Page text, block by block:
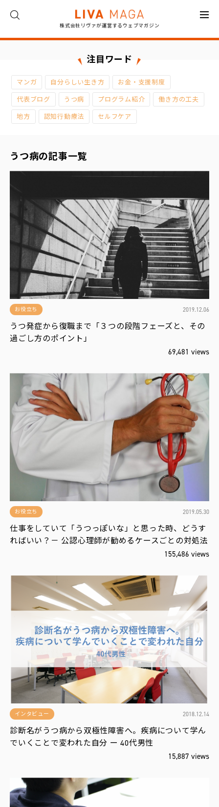
株式会社リヴァが運営するウェブマガジン
ト
ラ
ム
対
イ
ン
タ
お
役
集
す
す
め
運
注目ワード
マンガ 自分らしい生き方 お金・支援制度
代表ブログ うつ病 プログラム紹介 働き方の工夫
地方 認知行動療法 セルフケア
うつ病の記事一覧
お役立ち 2019.12.06
うつ発症から復職まで「３つの段階フェーズと、その
過ごし方のポイント」
69,481 views
お役立ち 2019.05.30
仕事をしていて「うつっぽいな」と思った時、どうす
ればいい？－ 公認心理師が勧めるケースごとの対処法
155,486 views
インタビュー 2018.12.14
診断名がうつ病から双極性障害へ。疾病について学ん
でいくことで変われた自分 ー 40代男性
15,887 views